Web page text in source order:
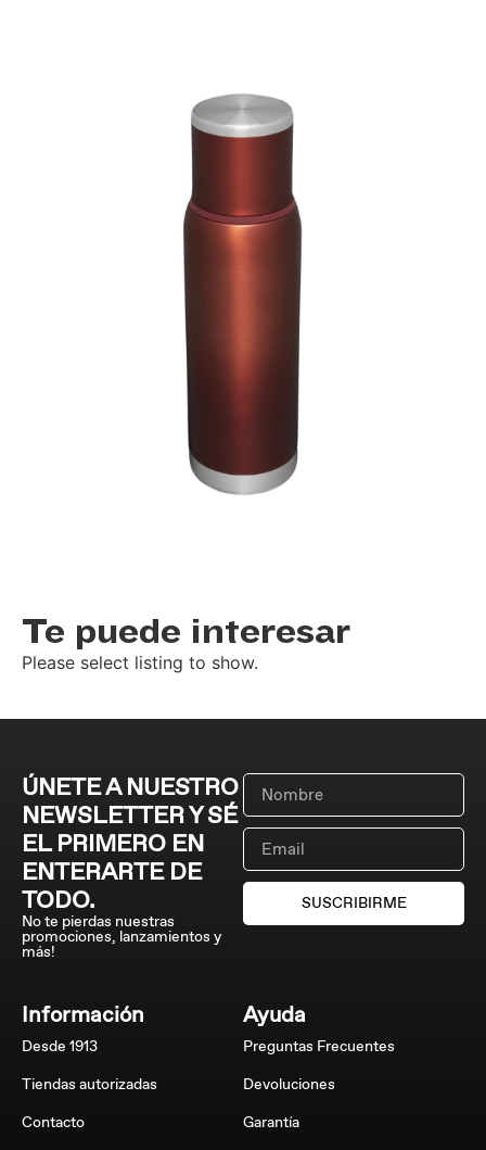
Te puede interesar
Please select listing to show.
ÚNETE A NUESTRO
NEWSLETTER Y SÉ
EL PRIMERO EN
ENTERARTE DE
TODO.
No te pierdas nuestras
promociones, lanzamientos y
más!
SUSCRIBIRME
Información
Desde 1913
Tiendas autorizadas
Contacto
Ayuda
Preguntas Frecuentes
Devoluciones
Garantía